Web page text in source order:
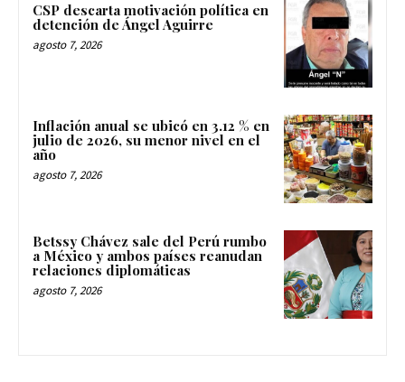
CSP descarta motivación política en
detención de Ángel Aguirre
agosto 7, 2026
Inflación anual se ubicó en 3.12 % en
julio de 2026, su menor nivel en el
año
agosto 7, 2026
Betssy Chávez sale del Perú rumbo
a México y ambos países reanudan
relaciones diplomáticas
agosto 7, 2026